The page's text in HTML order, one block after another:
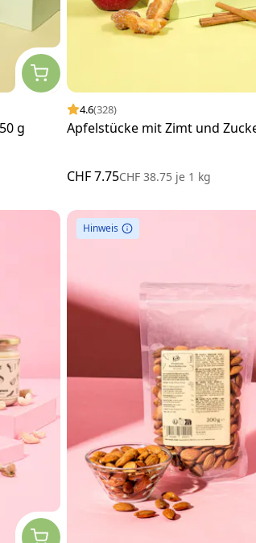
g
4.6(328)
Apfelstücke mit Zimt und
CHF 7.75CHF 38.75 je 1 kg
Hinweis